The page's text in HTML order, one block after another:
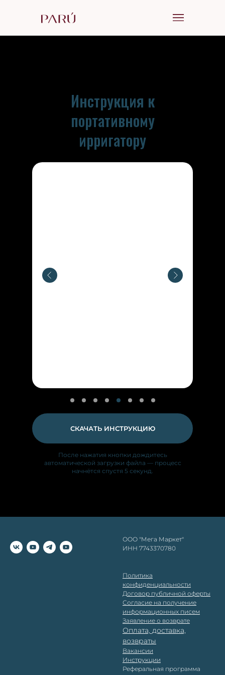
После нажатия кнопки дождитесь
автоматической загрузки файла — процесс
начнётся спустя 5 секунд.
Инструкция к
портативному
ирригатору
СКАЧАТЬ ИНСТРУКЦИЮ
ООО "Мега Маркет"
ИНН 7743370780
Политика
конфиденциальности
Договор публичной оферты
Согласие на получение
информационных писем
Заявление о возврате
Оплата, доставка,
возвраты
Вакансии
Инструкции
Реферальная программа